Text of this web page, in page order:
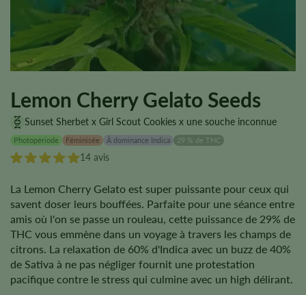
Lemon Cherry Gelato Seeds
Sunset Sherbet x Girl Scout Cookies x une souche inconnue
Photopériode Féminisée À dominance Indica 29 % de THC
14 avis
La Lemon Cherry Gelato est super puissante pour ceux qui
savent doser leurs bouffées. Parfaite pour une séance entre
amis où l'on se passe un rouleau, cette puissance de 29% de
THC vous emmène dans un voyage à travers les champs de
citrons. La relaxation de 60% d'Indica avec un buzz de 40%
de Sativa à ne pas négliger fournit une protestation
pacifique contre le stress qui culmine avec un high délirant.